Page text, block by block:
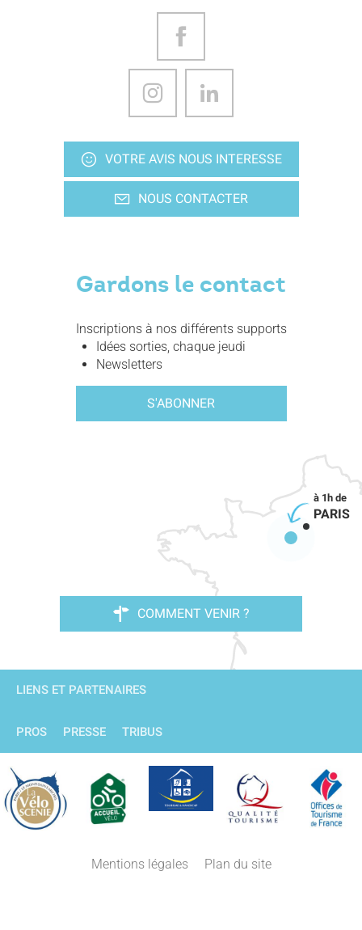
VOTRE AVIS NOUS INTERESSE
NOUS CONTACTER
Gardons le contact
Inscriptions à nos différents supports
Idées sorties, chaque jeudi
Newsletters
S'ABONNER
PARIS
COMMENT VENIR ?
LIENS ET PARTENAIRES
PROS PRESSE TRIBUS
Mentions légales Plan du site